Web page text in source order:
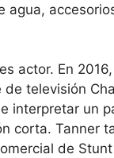
agua,
actor. En
de televisión
interpretar un
corta. Tanner
de